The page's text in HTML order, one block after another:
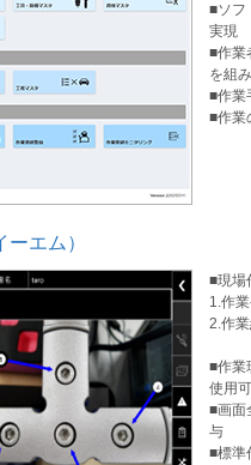
■ソフ
実現
■作業
を組
■作業
■作業
エム）
■現場
1.作
2.作
■作業
使用
■画面
与
■標準